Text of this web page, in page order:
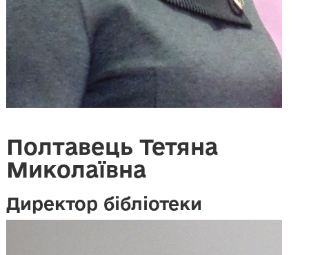
Полтавець Тетяна
Миколаївна
Директор бібліотеки